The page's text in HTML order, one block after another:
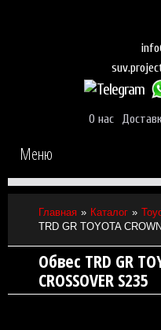
О нас
Меню
Главная Каталог
TRD GR TOYOTA
Обвес TRD GR
CROSSOVER S235